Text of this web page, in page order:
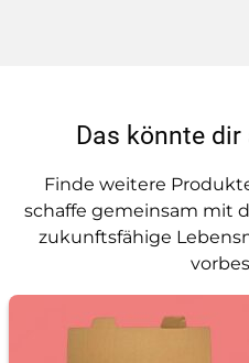
Das könnte
Finde weitere
schaffe gemeinsam mit
zukunftsfähige